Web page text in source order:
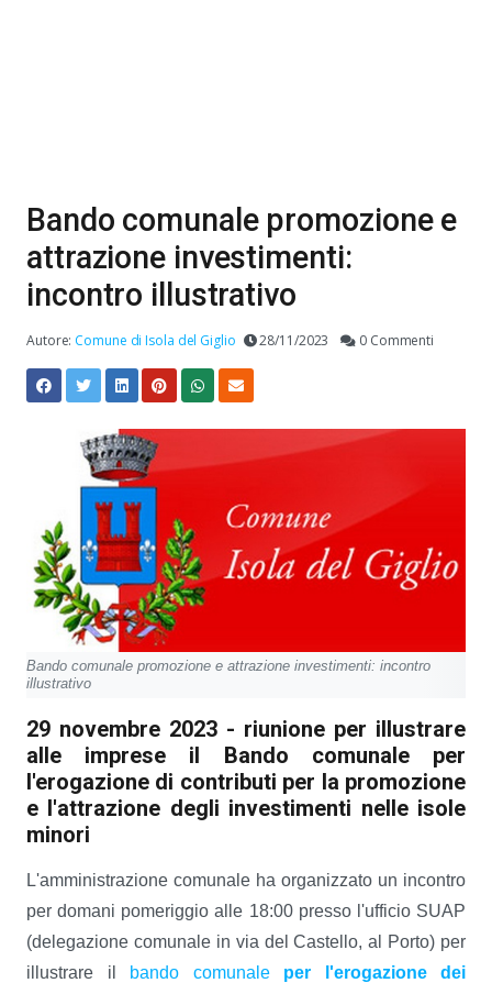
Bando comunale promozione e
attrazione investimenti:
incontro illustrativo
Autore: Comune di Isola del Giglio 28/11/2023 0 Commenti
Bando comunale promozione e attrazione investimenti: incontro
illustrativo
29 novembre 2023 - riunione per illustrare
alle imprese il Bando comunale per
l'erogazione di contributi per la promozione
e l'attrazione degli investimenti nelle isole
minori
L'amministrazione comunale ha organizzato un incontro
per domani pomeriggio alle 18:00 presso l'ufficio SUAP
(delegazione comunale in via del Castello, al Porto) per
illustrare il
bando comunale per l'erogazione dei